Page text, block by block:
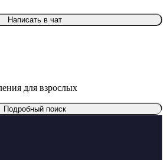
Написать в чат
для взрослых
Подробный поиск